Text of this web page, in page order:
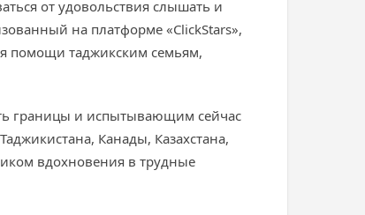
от удовольствия слышать и
на платформе «ClickStars»,
помощи таджикским семьям,
границы и испытывающим сейчас
Канады, Казахстана,
вдохновения в трудные